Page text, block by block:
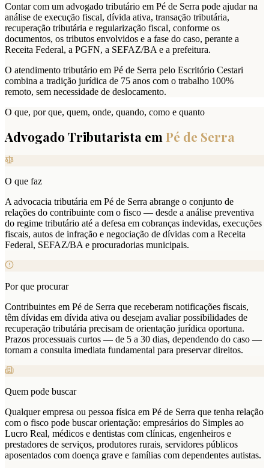
Contar com um advogado tributário em Pé de Serra pode ajudar na
análise de execução fiscal, dívida ativa, transação tributária,
recuperação tributária e regularização fiscal, conforme os
documentos, os tributos envolvidos e a fase do caso, perante a
Receita Federal, a PGFN, a SEFAZ/BA e a prefeitura.
O atendimento tributário em Pé de Serra pelo Escritório Cestari
combina a tradição jurídica de 75 anos com o trabalho 100%
remoto, sem necessidade de deslocamento.
O que, por que, quem, onde, quando, como e quanto
Advogado Tributarista em Pé de Serra
O que faz
A advocacia tributária em Pé de Serra abrange o conjunto de
relações do contribuinte com o fisco — desde a análise preventiva
do regime tributário até a defesa em cobranças indevidas, execuções
fiscais, autos de infração e negociação de dívidas com a Receita
Federal, SEFAZ/BA e procuradorias municipais.
Por que procurar
Contribuintes em Pé de Serra que receberam notificações fiscais,
têm dívidas em dívida ativa ou desejam avaliar possibilidades de
recuperação tributária precisam de orientação jurídica oportuna.
Prazos processuais curtos — de 5 a 30 dias, dependendo do caso —
tornam a consulta imediata fundamental para preservar direitos.
Quem pode buscar
Qualquer empresa ou pessoa física em Pé de Serra que tenha relação
com o fisco pode buscar orientação: empresários do Simples ao
Lucro Real, médicos e dentistas com clínicas, engenheiros e
prestadores de serviços, produtores rurais, servidores públicos
aposentados com doença grave e famílias com dependentes autistas.